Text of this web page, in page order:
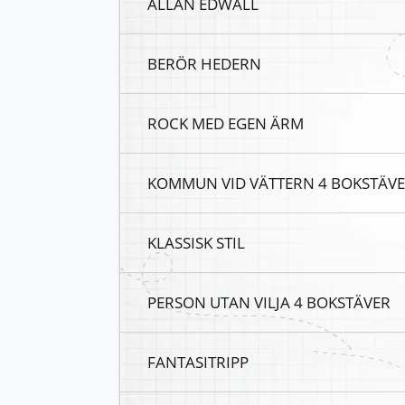
BERÖR HEDERN
ROCK MED EGEN ÄRM
KOMMUN VID VÄTTERN 4
KLASSISK STIL
PERSON UTAN VILJA 4 BOKSTÄVER
FANTASITRIPP